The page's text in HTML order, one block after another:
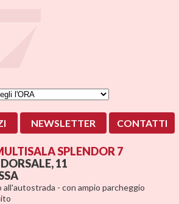
NEWSLETTER CONTATTI
SPLENDOR 7
11
all'autostrada - con ampio parcheggio